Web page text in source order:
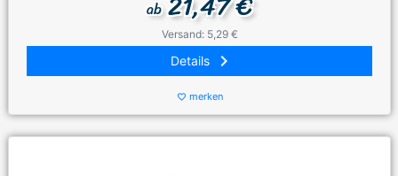
ab
Versand: 5,29 €
Details keyboard_arrow_right
favorite_border merken